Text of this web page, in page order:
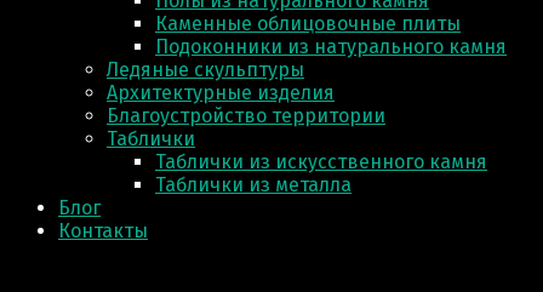
Каменные облицовочные плиты
Подоконники из натурального камня
Ледяные скульптуры
Архитектурные изделия
Благоустройство территории
Таблички
Таблички из искусственного камня
Таблички из металла
Блог
Контакты